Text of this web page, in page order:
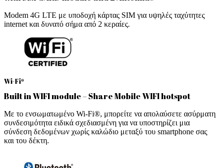
Modem 4G LTE με υποδοχή κάρτας SIM για υψηλές ταχύτητες
internet και δυνατό σήμα από 2 κεραίες.
Wi-Fi®
Built in WIFI module – Share Mobile WIFI hotspot
Με το ενσωματωμένο Wi-Fi®, μπορείτε να απολαύσετε ασύρματη
συνδεσιμότητα ειδικά σχεδιασμένη για να υποστηρίζει μια
σύνδεση δεδομένων χωρίς καλώδιο μεταξύ του smartphone σας
και του δέκτη.